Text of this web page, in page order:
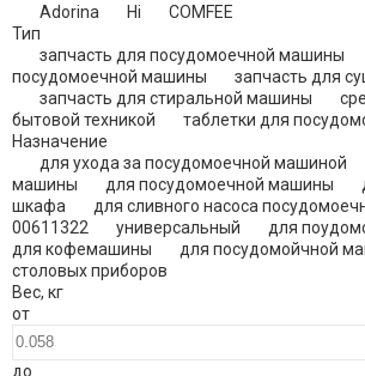
Adorina
Hi
COMFEE
Тип
запчасть для посудомоечной машины
посудомоечной машины
запчасть для
запчасть для стиральной машины
бытовой техникой
таблетки для
Назначение
для ухода за посудомоечной машиной
машины
для посудомоечной машины
шкафа
для сливного насоса
00611322
универсальный
для
для кофемашины
для посудомойчной
столовых приборов
Вес, кг
от
до